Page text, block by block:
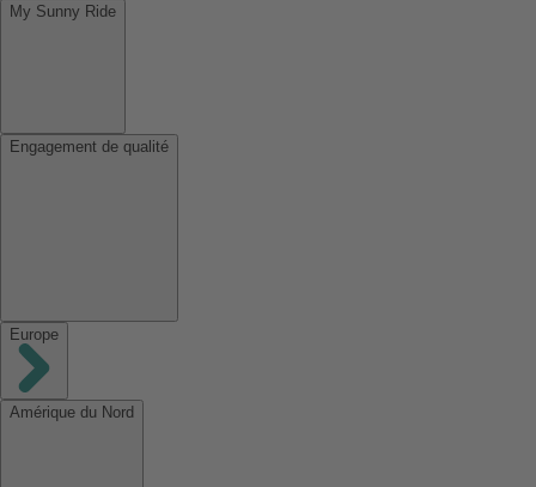
My Sunny Ride
Engagement de qualité
Europe
Amérique du Nord